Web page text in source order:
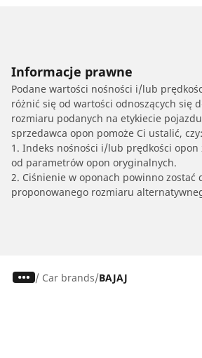
Informacje prawne
Podane wartości nośności i/lub
różnić się od wartości odnoszących się
rozmiaru podanych na etykiecie
sprzedawca opon pomoże Ci ustalić, czy:
1. Indeks nośności i/lub prędkości
od parametrów opon oryginalnych.
2. Ciśnienie w oponach powinno zostać
proponowanego rozmiaru
/ Car brands BAJAJ